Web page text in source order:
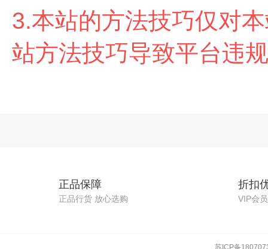
3.本站的方法技巧仅对
站方法技巧导致平台违
正品保障
正品行货 放心选购
折扣
VIP会
苏ICP备